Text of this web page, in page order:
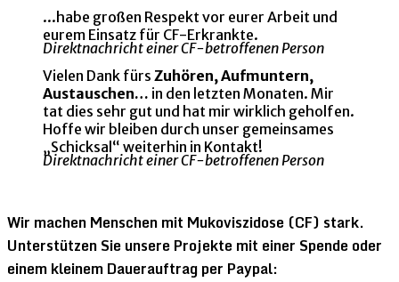
...habe großen Respekt vor eurer Arbeit und
eurem Einsatz für CF-Erkrankte.
Direktnachricht einer CF-betroffenen Person
Vielen Dank fürs Zuhören, Aufmuntern,
Austauschen… in den letzten Monaten. Mir
tat dies sehr gut und hat mir wirklich geholfen.
Hoffe wir bleiben durch unser gemeinsames
„Schicksal“ weiterhin in Kontakt!
Direktnachricht einer CF-betroffenen Person
Wir machen Menschen mit Mukoviszidose (CF) stark.
Unterstützen Sie unsere Projekte mit einer Spende oder
einem kleinem Dauerauftrag per Paypal: